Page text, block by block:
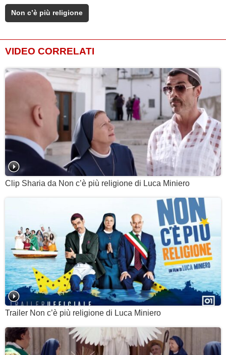
Non c’è più religione
VIDEO CORRELATI
Clip Sharia da Non c’è più religione di Luca Miniero
Trailer Non c’è più religione di Luca Miniero